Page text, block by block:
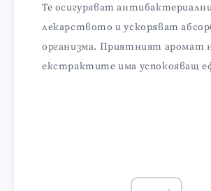
Те осигуряват
лекарството и ускоряват
организма. Приятният аромат
екстрактите има успокояващ